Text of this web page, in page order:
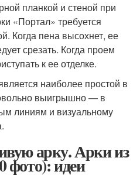
планкой и стеной при
«Портал» требуется
Когда пена высохнет, ее
срезать. Когда проем
к ее отделке.
наиболее простой в
выигрышно — в
линиям и визуальному
арку. Арки из
фото): идеи